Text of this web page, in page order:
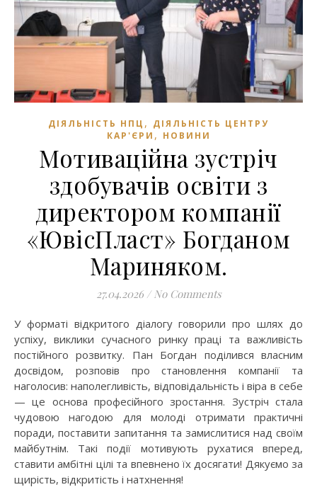
ДІЯЛЬНІСТЬ НПЦ , ДІЯЛЬНІСТЬ ЦЕНТРУ
КАР'ЄРИ , НОВИНИ
Мотиваційна зустріч
здобувачів освіти з
директором компанії
«ЮвісПласт» Богданом
Мариняком.
27.04.2026 / No Comments
У форматі відкритого діалогу говорили про шлях до
успіху, виклики сучасного ринку праці та важливість
постійного розвитку. Пан Богдан поділився власним
досвідом, розповів про становлення компанії та
наголосив: наполегливість, відповідальність і віра в себе
— це основа професійного зростання. Зустріч стала
чудовою нагодою для молоді отримати практичні
поради, поставити запитання та замислитися над своїм
майбутнім. Такі події мотивують рухатися вперед,
ставити амбітні цілі та впевнено їх досягати! Дякуємо за
щирість, відкритість і натхнення!